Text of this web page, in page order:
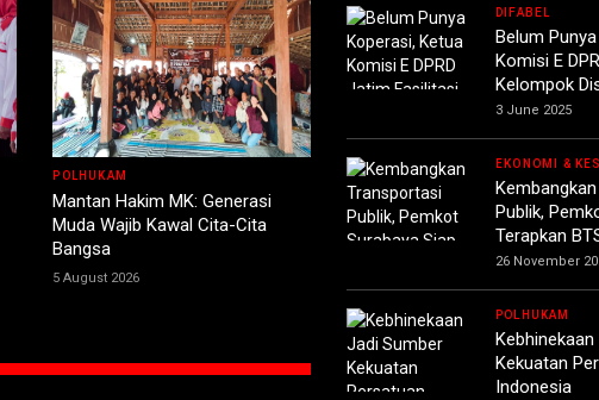
POLHUKAM
Mantan Hakim MK: Generasi
Muda Wajib Kawal Cita-Cita
Bangsa
5 August 2026
DIFABEL
Belum
Komisi E
Kelompok
3 June 2025
EKONOMI &
Publik,
Terapkan
26 November
POLHUKAM
Kekuatan
Indonesia